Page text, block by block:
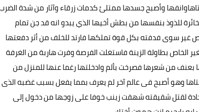
وأصبح جسدها ممتلئ كدمات زرقاء وآثار من شدة
للذوذ بنفسها من بطش أخيها الذي يبدو انه قد جن تمام
غير سوى فدفته بكل قوة تملكها فارتد للخلف من أثر دفعتها
بطاولة الزينة فاستغلت الفرصة وفرت هاربة من الغرفة
من شعرها فصرخت بألم وادخلتها رغما عنها للمنزل من
وهو أصبح فى عالم آخر لم يعرف بمما يفعل بسبب غضبه الذى
لقتل شقيقته شهقت زينب خوفا على زوجها من دخول إلى